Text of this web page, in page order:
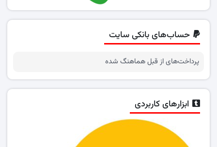
حساب‌های بانکی سایت
پرداخت‌های از قبل هماهنگ شده
ابزارهای کاربردی